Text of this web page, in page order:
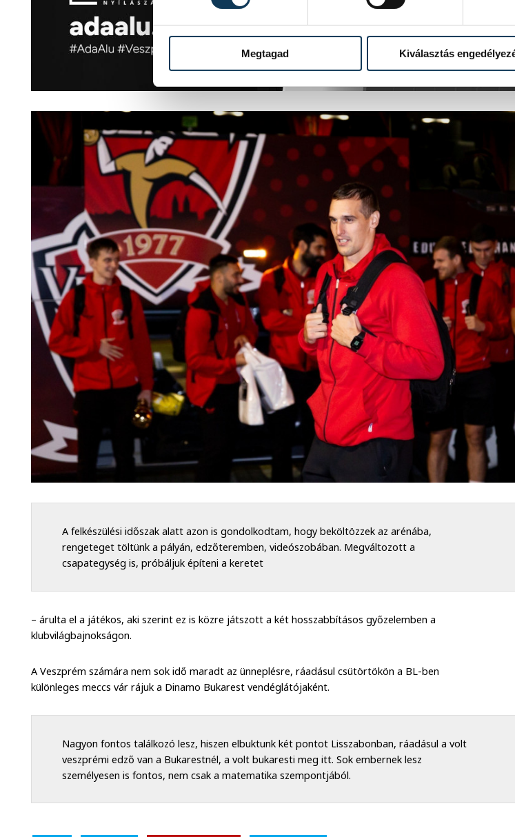
Megtagad Kiválasztás
A felkészülési időszak alatt azon is gondolkodtam, hogy beköltözzek az arénába,
rengeteget töltünk a pályán, edzőteremben, videószobában. Megváltozott a
csapategység is, próbáljuk építeni a keretet
– árulta el a játékos, aki szerint ez is közre játszott a két hosszabbításos győzelemben a
klubvilágbajnokságon.
A Veszprém számára nem sok idő maradt az ünneplésre, ráadásul csütörtökön a BL-ben
különleges meccs vár rájuk a Dinamo Bukarest vendéglátójaként.
Nagyon fontos találkozó lesz, hiszen elbuktunk két pontot Lisszabonban, ráadásul a volt
veszprémi edző van a Bukarestnél, a volt bukaresti meg itt. Sok embernek lesz
személyesen is fontos, nem csak a matematika szempontjából.